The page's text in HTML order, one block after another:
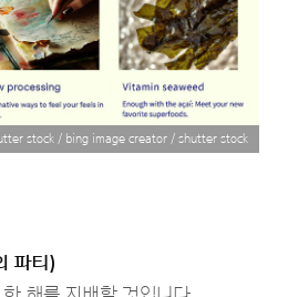
stock / bing image creator / shutter stock
파티)